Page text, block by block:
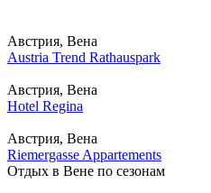
Австрия, Вена
Austria Trend Rathauspark
Австрия, Вена
Hotel Regina
Австрия, Вена
Riemergasse Appartements
Отдых в Вене по сезонам